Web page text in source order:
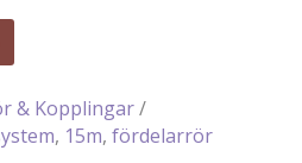
& Kopplingar
, 15m, fördelarrör